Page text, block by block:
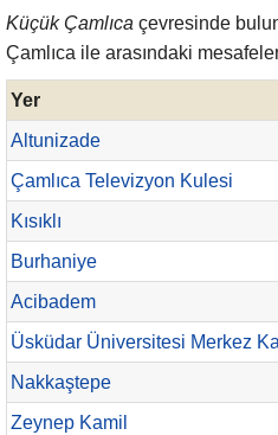
Küçük Çamlıca çevresinde
Çamlıca ile arasındaki
Yer
Altunizade
Çamlıca Televizyon Kulesi
Kısıklı
Burhaniye
Acibadem
Üsküdar Üniversitesi Merkez
Nakkaştepe
Zeynep Kamil